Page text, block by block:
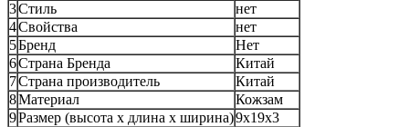
3Стиль
нет
4Свойства
нет
5Бренд
Нет
6Страна Бренда
Китай
7Страна производитель
Китай
8Материал
Кожзам
9Размер (высота х длина х ширина)9x19x3